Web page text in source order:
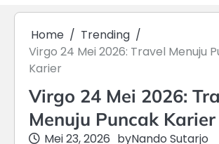
Home
Trending
Virgo 24 Mei 2026: Travel Menuju
Karier
Virgo 24 Mei 2026:
Menuju Puncak Karier
Mei 23, 2026 byNando Sutarjo